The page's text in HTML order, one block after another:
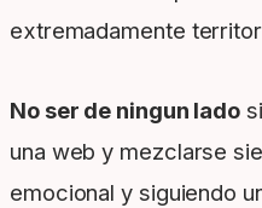
extremadamente
No ser de ningun lado
una web y mezclarse
emocional y siguiendo